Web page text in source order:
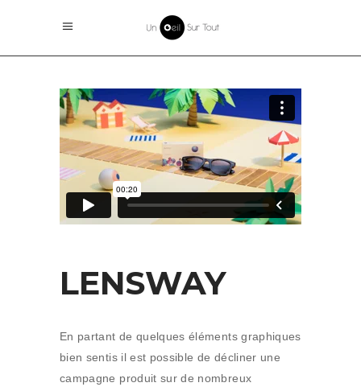
LENSWAY
En partant de quelques éléments graphiques
bien sentis il est possible de décliner une
campagne produit sur de nombreux